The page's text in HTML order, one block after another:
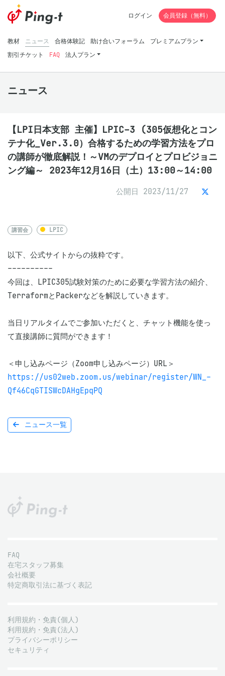
教材 ニュース 合格体験記 助け合いフォーラム
プレミアムプラン
割引チケット
FAQ 法人プラン
ログイン 会員登録（無料）
ニュース
【LPI日本支部 主催】LPIC-3 (305仮想化とコン
テナ化_Ver.3.0）合格するための学習方法をプロ
の講師が徹底解説！～VMのデプロイとプロビジョニ
ング編～ 2023年12月16日（土）13:00～14:00
公開日 2023/11/27
講習会 LPIC
以下、公式サイトからの抜粋です。
----------
今回は、LPIC305試験対策のために必要な学習方法の紹介、
TerraformとPackerなどを解説していきます。
当日リアルタイムでご参加いただくと、チャット機能を使っ
て直接講師に質問ができます！
https://us02web.zoom.us/webinar/register/WN_-
Qf46CqGTISWcDAHgEpqPQ
ニュース一覧
FAQ
在宅スタッフ募集
会社概要
特定商取引法に基づく表記
利用規約・免責(個人)
利用規約・免責(法人)
プライバシーポリシー
セキュリティ